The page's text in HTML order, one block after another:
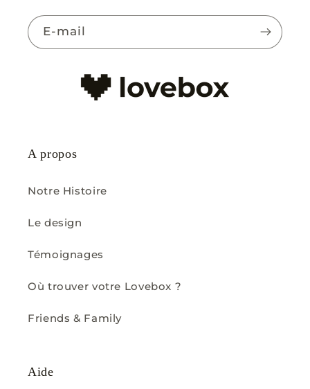
E-mail
A propos
Notre Histoire
Le design
Témoignages
Où trouver votre Lovebox ?
Friends & Family
Aide